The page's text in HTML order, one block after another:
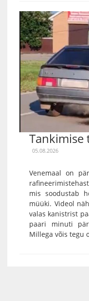
Tankimise
05.08.2026
Venemaal on
mis soodustab
müüki. Videol
valas kanistrist
paari minuti
Millega võis tegu